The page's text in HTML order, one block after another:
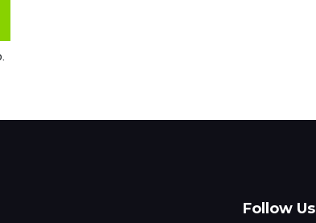
Follow Us